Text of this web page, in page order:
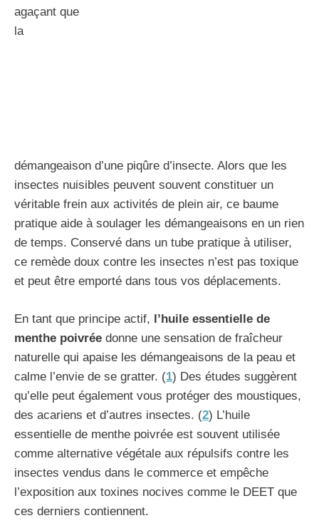
agaçant que
la
démangeaison d’une piqûre d’insecte. Alors que les
insectes nuisibles peuvent souvent constituer un
véritable frein aux activités de plein air, ce baume
pratique aide à soulager les démangeaisons en un rien
de temps. Conservé dans un tube pratique à utiliser,
ce remède doux contre les insectes n’est pas toxique
et peut être emporté dans tous vos déplacements.
En tant que principe actif, l’huile essentielle de
menthe poivrée donne une sensation de fraîcheur
naturelle qui apaise les démangeaisons de la peau et
calme l’envie de se gratter. (1) Des études suggèrent
qu’elle peut également vous protéger des moustiques,
des acariens et d’autres insectes. (2) L’huile
essentielle de menthe poivrée est souvent utilisée
comme alternative végétale aux répulsifs contre les
insectes vendus dans le commerce et empêche
l’exposition aux toxines nocives comme le DEET que
ces derniers contiennent.